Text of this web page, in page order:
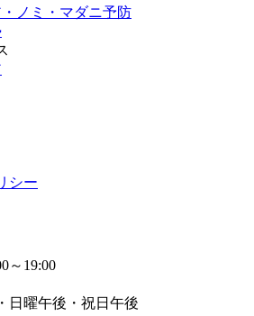
ノミ・マダニ予防
シー
～19:00
日曜午後・祝日午後